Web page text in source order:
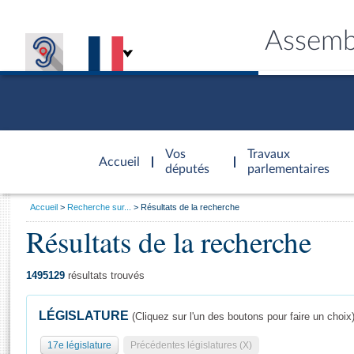
Accueil
d'accueil
Vos
députés
Travaux
parlementaires
Général
Vous
Accueil Recherche sur... Résultats de la recherche
Résultats de la recherche
1495129 résultats trouvés
LÉGISLATURE (Cliquez sur l'un des boutons pour faire un choix)
17e législature Précédentes législatures (X)